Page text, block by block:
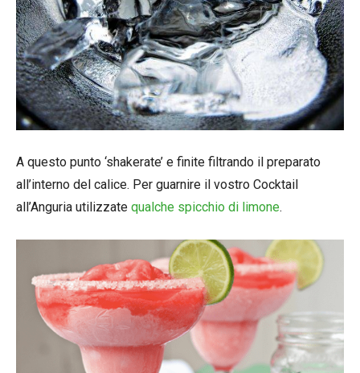
A questo punto ‘shakerate’ e finite filtrando il preparato
all’interno del calice. Per guarnire il vostro Cocktail
all’Anguria utilizzate qualche spicchio di limone.